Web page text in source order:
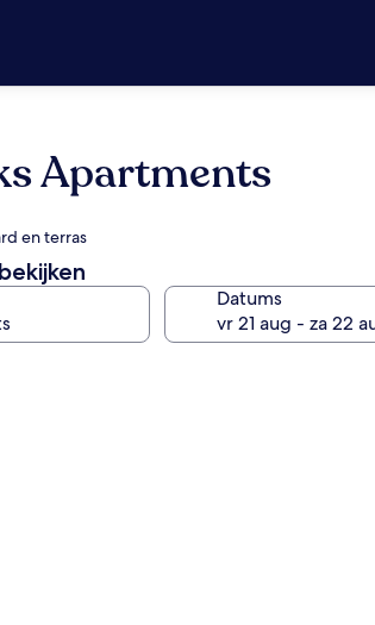
Apartments
en terras
Datums